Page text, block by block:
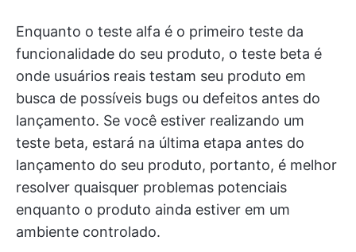
Enquanto o teste alfa é o primeiro teste da
funcionalidade do seu produto, o teste beta é
onde usuários reais testam seu produto em
busca de possíveis bugs ou defeitos antes do
lançamento. Se você estiver realizando um
teste beta, estará na última etapa antes do
lançamento do seu produto, portanto, é melhor
resolver quaisquer problemas potenciais
enquanto o produto ainda estiver em um
ambiente controlado.